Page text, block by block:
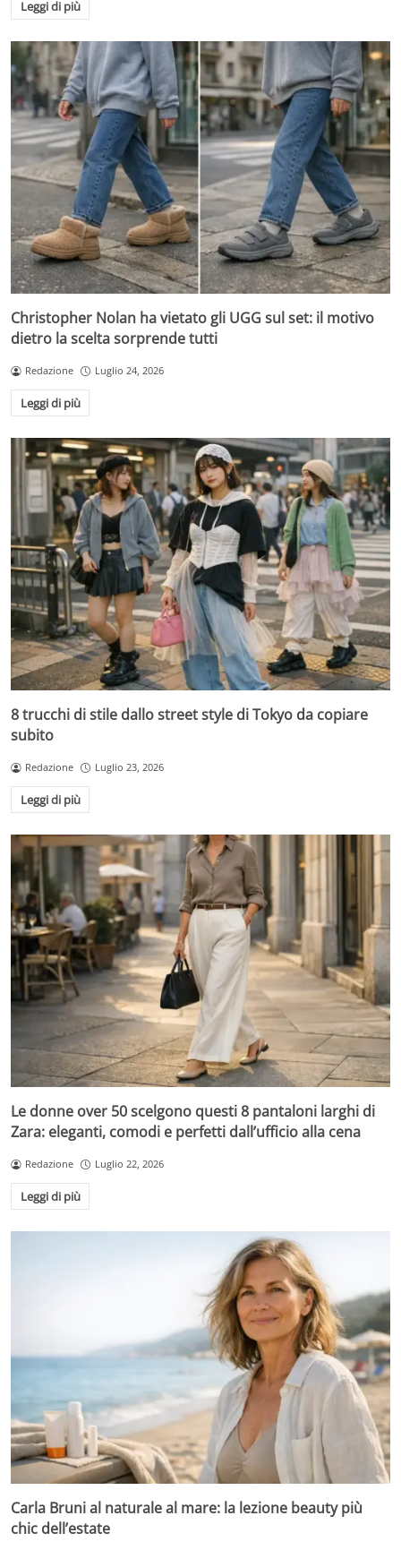
Leggi di più
Christopher Nolan ha vietato gli UGG sul set: il motivo
dietro la scelta sorprende tutti
Redazione Luglio 24, 2026
Leggi di più
8 trucchi di stile dallo street style di Tokyo da copiare
subito
Redazione Luglio 23, 2026
Leggi di più
Le donne over 50 scelgono questi 8 pantaloni larghi di
Zara: eleganti, comodi e perfetti dall’ufficio alla cena
Redazione Luglio 22, 2026
Leggi di più
Carla Bruni al naturale al mare: la lezione beauty più
chic dell’estate